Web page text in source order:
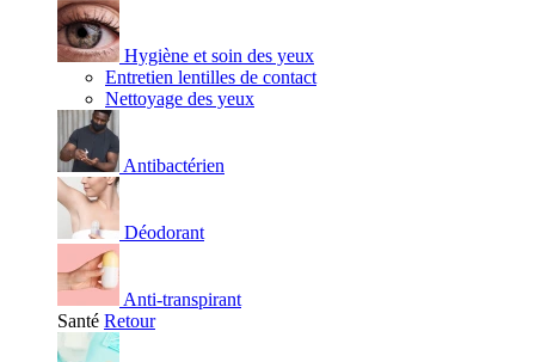
Hygiène et soin des yeux
Entretien lentilles de contact
Nettoyage des yeux
Antibactérien
Déodorant
Anti-transpirant
Santé Retour